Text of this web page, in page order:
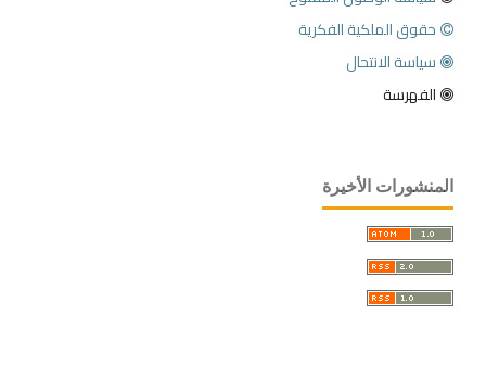
حقوق الملكية الفكرية
سياسة الانتحال
الفهرسة
المنشورات الأخيرة